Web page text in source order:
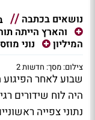
נושאים בכתבה
והארץ הייתה
המיליון
נוני מוזס
צילום: מסך: חדשות 2
שבוע לאחר
היה לוח שידורים
נתוני צפייה